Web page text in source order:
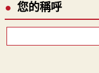
您的稱呼